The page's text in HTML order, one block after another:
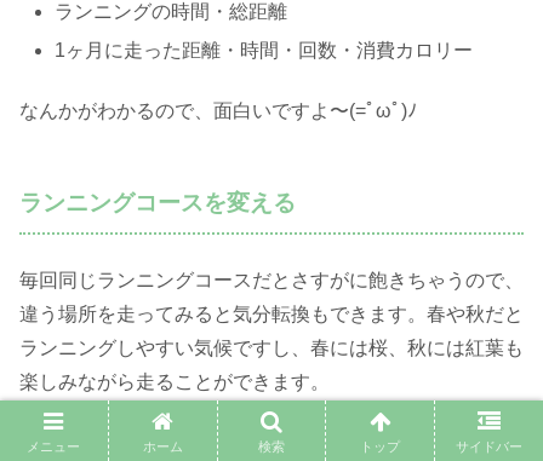
ランニングの時間・総距離
1ヶ月に走った距離・時間・回数・消費カロリー
なんかがわかるので、面白いですよ〜(=ﾟωﾟ)ﾉ
ランニングコースを変える
毎回同じランニングコースだとさすがに飽きちゃうので、
違う場所を走ってみると気分転換もできます。春や秋だと
ランニングしやすい気候ですし、春には桜、秋には紅葉も
楽しみながら走ることができます。
メニュー ホーム 検索 トップ サイドバー